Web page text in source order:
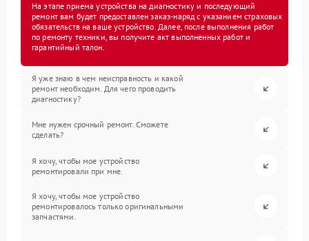
На этапе приема устройства на диагностику и последующий
ремонт вам будет предоставлен заказ-наряд с указанием страховых
обязательств на ваше устройство. Далее, после выполнения работ
по ремонту техники, вы получите акт выполненных работ и
гарантийный талон.
Я уже знаю в чем неисправность и какой
ремонт необходим. Для чего проводить
диагностику?
Мне нужен срочный ремонт. Сможете
сделать?
Я хочу, чтобы мое устройство
ремонтировали при мне.
Я хочу, чтобы мое устройство
ремонтировалось только оригинальными
запчастями.